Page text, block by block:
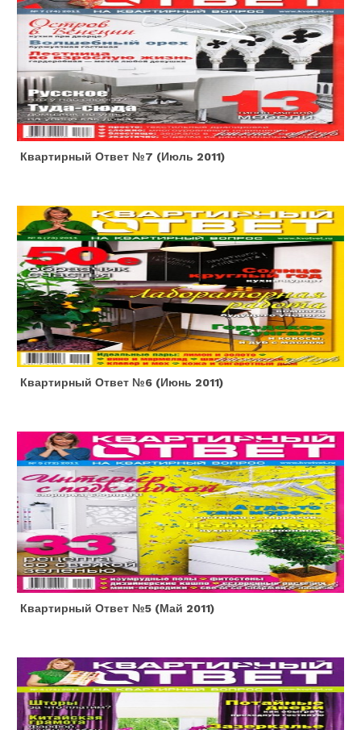
Квартирный Ответ №7 (июль 2011)
Квартирный Ответ №6 (июнь 2011)
Квартирный Ответ №5 (май 2011)